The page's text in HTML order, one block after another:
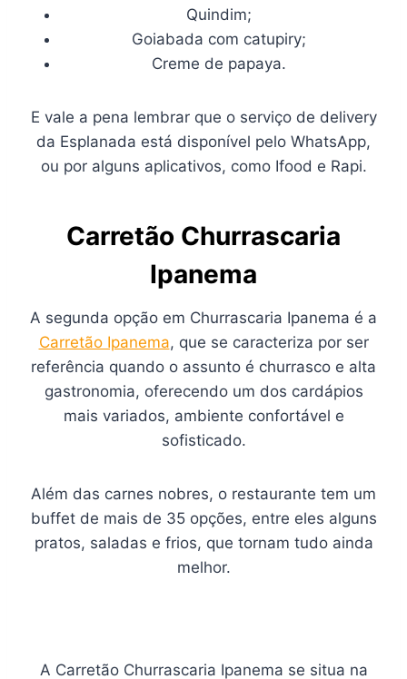
Quindim;
Goiabada com catupiry;
Creme de papaya.
E vale a pena lembrar que o serviço de delivery
da Esplanada está disponível pelo WhatsApp,
ou por alguns aplicativos, como Ifood e Rapi.
Carretão Churrascaria
Ipanema
A segunda opção em Churrascaria Ipanema é a
Carretão Ipanema, que se caracteriza por ser
referência quando o assunto é churrasco e alta
gastronomia, oferecendo um dos cardápios
mais variados, ambiente confortável e
sofisticado.
Além das carnes nobres, o restaurante tem um
buffet de mais de 35 opções, entre eles alguns
pratos, saladas e frios, que tornam tudo ainda
melhor.
A Carretão Churrascaria Ipanema se situa na